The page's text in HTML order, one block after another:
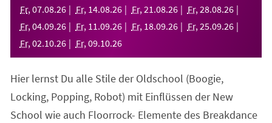
Tab)
Fr, 07.08.26 Fr, 14.08.26 Fr, 21 .08.26 Fr, 28.08.26
Fr, 04.09.26 Fr, 11 .09.26 Fr, 18.09.26 Fr, 25.09.26
Fr, 02.10.26 Fr, 09.10.26
Hier lernst Du alle Stile der Oldschool (Boogie,
Locking, Popping, Robot) mit Einflüssen der New
School wie auch Floorrock- Elemente des Breakdance